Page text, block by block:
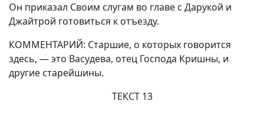
Он приказал Своим слугам во главе с Дарукой и
Джайтрой готовиться к отъезду.
КОММЕНТАРИЙ: Старшие, о которых говорится
здесь, — это Васудева, отец Господа Кришны, и
другие старейшины.
ТЕКСТ 13